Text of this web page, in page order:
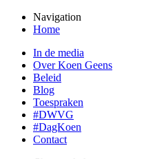
Navigation
Home
In de media
Over Koen Geens
Beleid
Blog
Toespraken
#DWVG
#DagKoen
Contact